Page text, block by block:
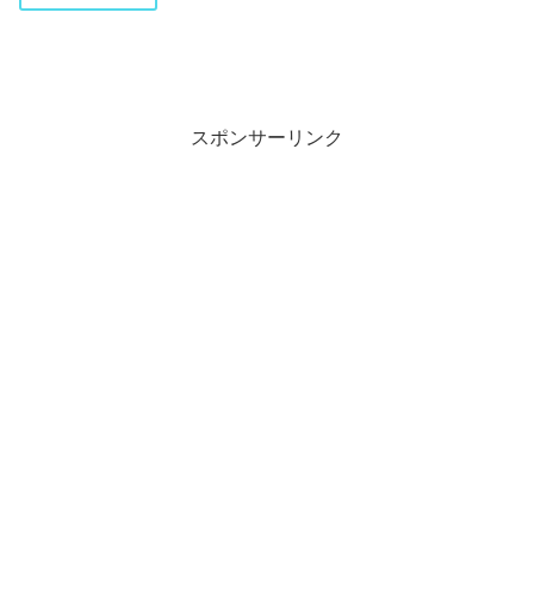
スポンサーリンク